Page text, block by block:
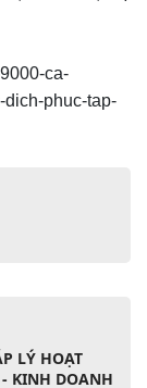
ca-
phuc-tap-
LÝ HOẠT
KINH DOANH